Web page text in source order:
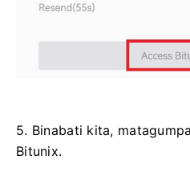
5. Binabati kita,
Bitunix.